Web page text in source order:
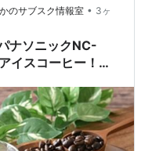
のサブスク情報室 • 3ヶ
ナソニックNC-
イスコーヒー！お